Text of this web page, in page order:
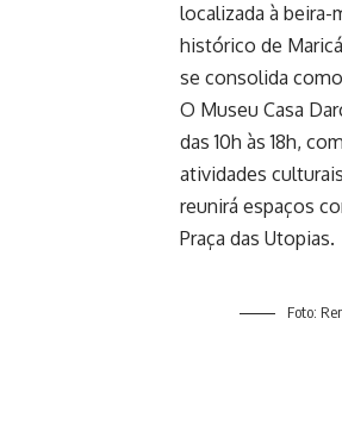
localizada à
histórico de
se consolida
O Museu Casa
das 10h às 18h,
atividades
reunirá espaços
Praça das Utopias.
Foto: